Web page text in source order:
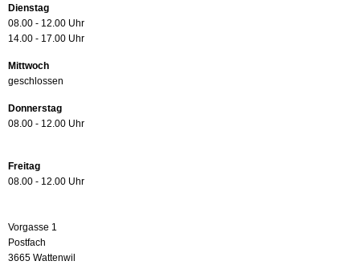
Dienstag
08.00 - 12.00 Uhr
14.00 - 17.00 Uhr
Mittwoch
geschlossen
Donnerstag
08.00 - 12.00 Uhr
Freitag
08.00 - 12.00 Uhr
Vorgasse 1
Postfach
3665 Wattenwil